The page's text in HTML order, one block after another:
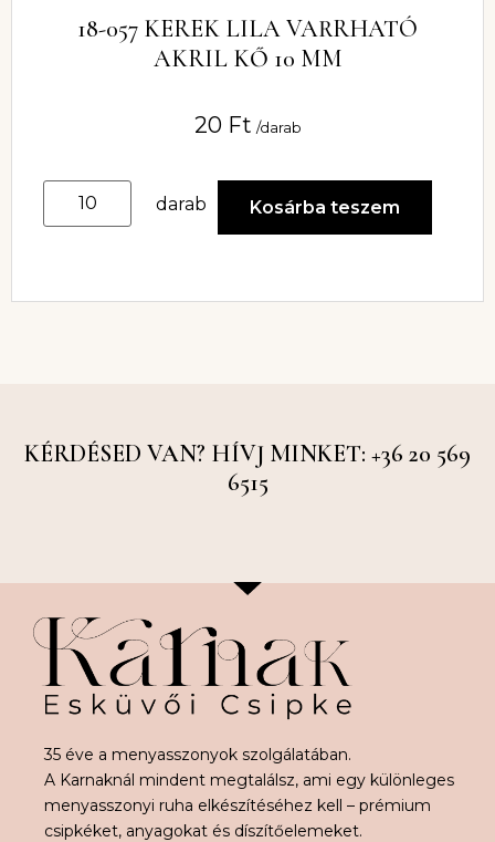
18-057 KEREK LILA VARRHATÓ
AKRIL KŐ 10 MM
20 Ft /darab
darab Kosárba teszem
KÉRDÉSED VAN? HÍVJ MINKET: +36 20 569
6515
35 éve a menyasszonyok szolgálatában.
A Karnaknál mindent megtalálsz, ami egy különleges
menyasszonyi ruha elkészítéséhez kell – prémium
csipkéket, anyagokat és díszítőelemeket.